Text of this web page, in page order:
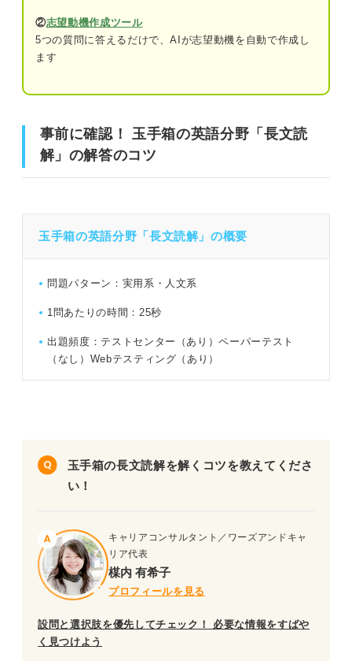
②志望動機作成ツール
5つの質問に答えるだけで、AIが志望動機を自動で作成し
ます
事前に確認！ 玉手箱の英語分野「長文読
解」の解答のコツ
玉手箱の英語分野「長文読解」の概要
問題パターン：実用系・人文系
1問あたりの時間：25秒
出題頻度：テストセンター（あり）ペーパーテスト
（なし）Webテスティング（あり）
玉手箱の長文読解を解くコツを教えてくださ
い！
キャリアコンサルタント／ワーズアンドキャ
リア代表
楳内 有希子
プロフィールを見る
設問と選択肢を優先してチェック！ 必要な情報をすばや
く見つけよう
事前に確認！ 玉手箱の英語分野「長文読解」の解答のコ
ツ
玉手箱の英語「長文読解」練習問題5問｜楳内さんによる
問題2（難易度：★★★☆☆）
問題5（難易度：★★★★★）
玉手箱の英語「長文読解」を対策する際のポイント